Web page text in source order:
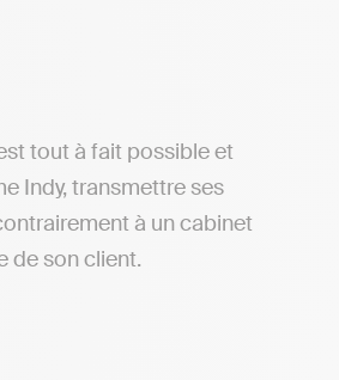
tout à fait possible et
Indy, transmettre ses
à un cabinet
de son client.